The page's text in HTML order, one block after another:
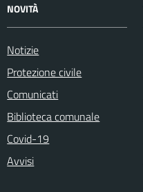
NOVITÀ
Notizie
Protezione civile
Comunicati
Biblioteca comunale
Covid-19
Avvisi